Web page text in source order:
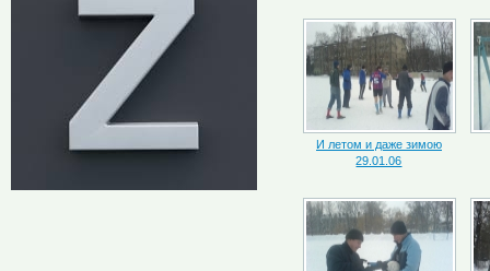
И летом и даже зимою
29.01.06